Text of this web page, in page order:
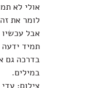
אולי לא
לומר את
אבל עכשיו
תמיד
בדרכה גם
במילים.
צילום: